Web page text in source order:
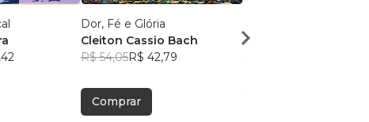
Dor, Fé e Glória
Cleiton Cassio Bach
R$ 54,05R$ 42,79
Comprar
André Nunes